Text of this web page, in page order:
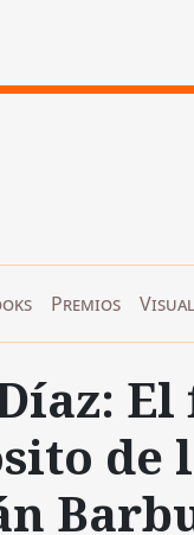
Premios
de